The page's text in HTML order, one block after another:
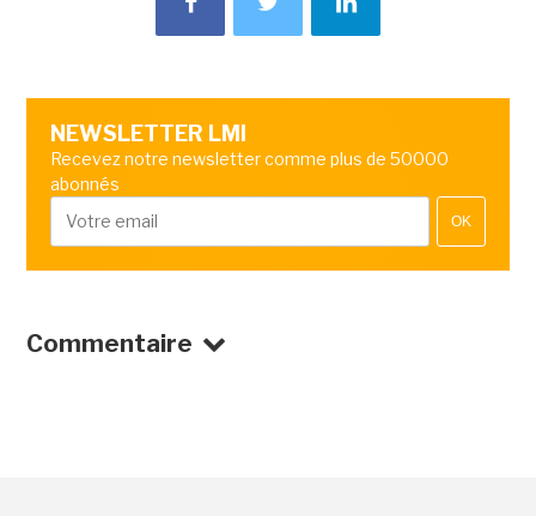
NEWSLETTER LMI
Recevez notre newsletter comme plus de 50000
abonnés
OK
Commentaire